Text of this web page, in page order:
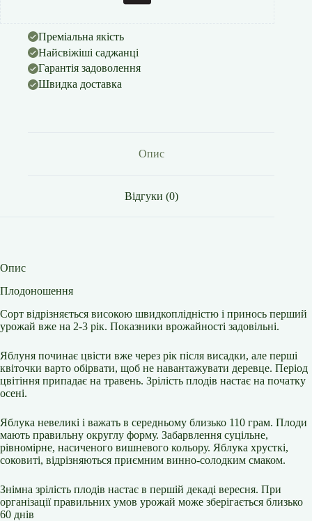
Преміальна якість
Найсвіжіші саджанці
Гарантія задоволення
Швидка доставка
Опис
Відгуки (0)
Опис
Плодоношення
Сорт відрізняється високою швидкоплідністю і принось перший
урожай вже на 2-3 рік. Показники врожайності задовільні.
Яблуня починає цвісти вже через рік після висадки, але перші
квіточки варто обірвати, щоб не навантажувати деревце. Період
цвітіння припадає на травень. Зрілість плодів настає на початку
осені.
Яблука невеликі і важать в середньому близько 110 грам. Плоди
мають правильну округлу форму. Забарвлення суцільне,
рівномірне, насиченого вишневого кольору. Яблука хрусткі,
соковиті, відрізняються приємним винно-солодким смаком.
Знімна зрілість плодів настає в першій декаді вересня. При
організації правильних умов урожай може зберігається близько
60 днів